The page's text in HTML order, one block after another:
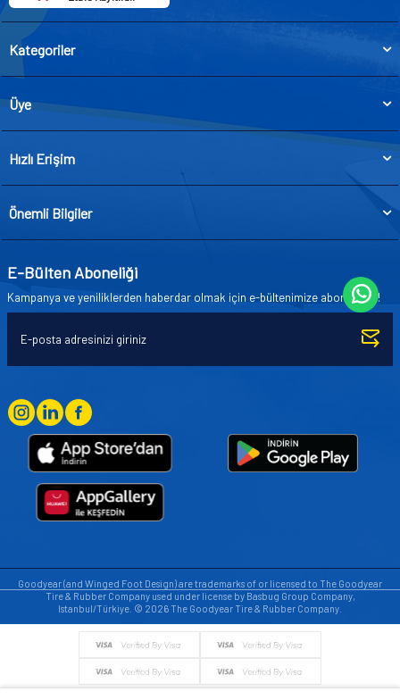
Kategoriler
Üye
Hızlı Erişim
Önemli Bilgiler
E-Bülten Aboneliği
Kampanya ve yeniliklerden haberdar olmak için e-bültenimize abone olun!
Goodyear (and Winged Foot Design) are trademarks of or licensed to The Goodyear
Tire & Rubber Company used under license by Basbug Group Company,
Istanbul/Türkiye. © 2026 The Goodyear Tire & Rubber Company.